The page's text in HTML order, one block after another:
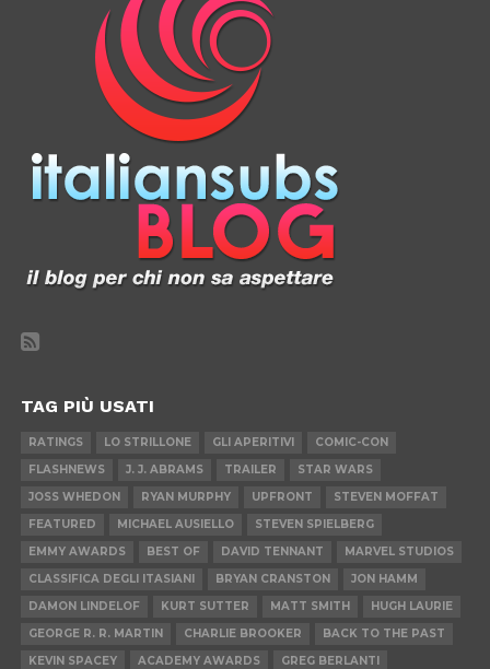
TAG PIÙ USATI
RATINGS LO STRILLONE GLI APERITIVI
COMIC-CON
FLASHNEWS
J. J. ABRAMS TRAILER
STAR WARS
JOSS WHEDON
RYAN MURPHY UPFRONT
STEVEN MOFFAT
FEATURED
MICHAEL AUSIELLO
STEVEN SPIELBERG
EMMY AWARDS
BEST OF DAVID TENNANT
MARVEL STUDIOS
CLASSIFICA DEGLI ITASIANI
BRYAN CRANSTON
JON HAMM
DAMON LINDELOF
KURT SUTTER MATT SMITH
HUGH LAURIE
GEORGE R. R. MARTIN
CHARLIE BROOKER
BACK TO THE PAST
KEVIN SPACEY
ACADEMY AWARDS
GREG BERLANTI